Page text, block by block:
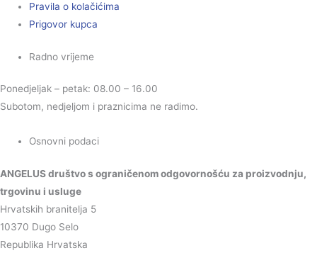
Pravila o kolačićima
Prigovor kupca
Radno vrijeme
Ponedjeljak – petak: 08.00 – 16.00
Subotom, nedjeljom i praznicima ne radimo.
Osnovni podaci
ANGELUS društvo s ograničenom odgovornošću za proizvodnju,
trgovinu i usluge
Hrvatskih branitelja 5
10370 Dugo Selo
Republika Hrvatska